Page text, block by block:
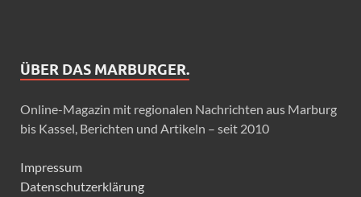
ÜBER DAS MARBURGER.
Online-Magazin mit regionalen Nachrichten aus Marburg
bis Kassel, Berichten und Artikeln – seit 2010
Impressum
Datenschutzerklärung